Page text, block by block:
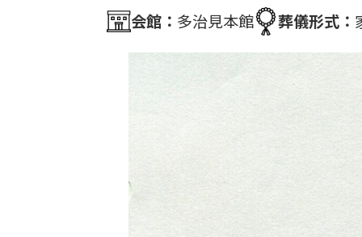
会館： 多治見本館 葬儀形式：